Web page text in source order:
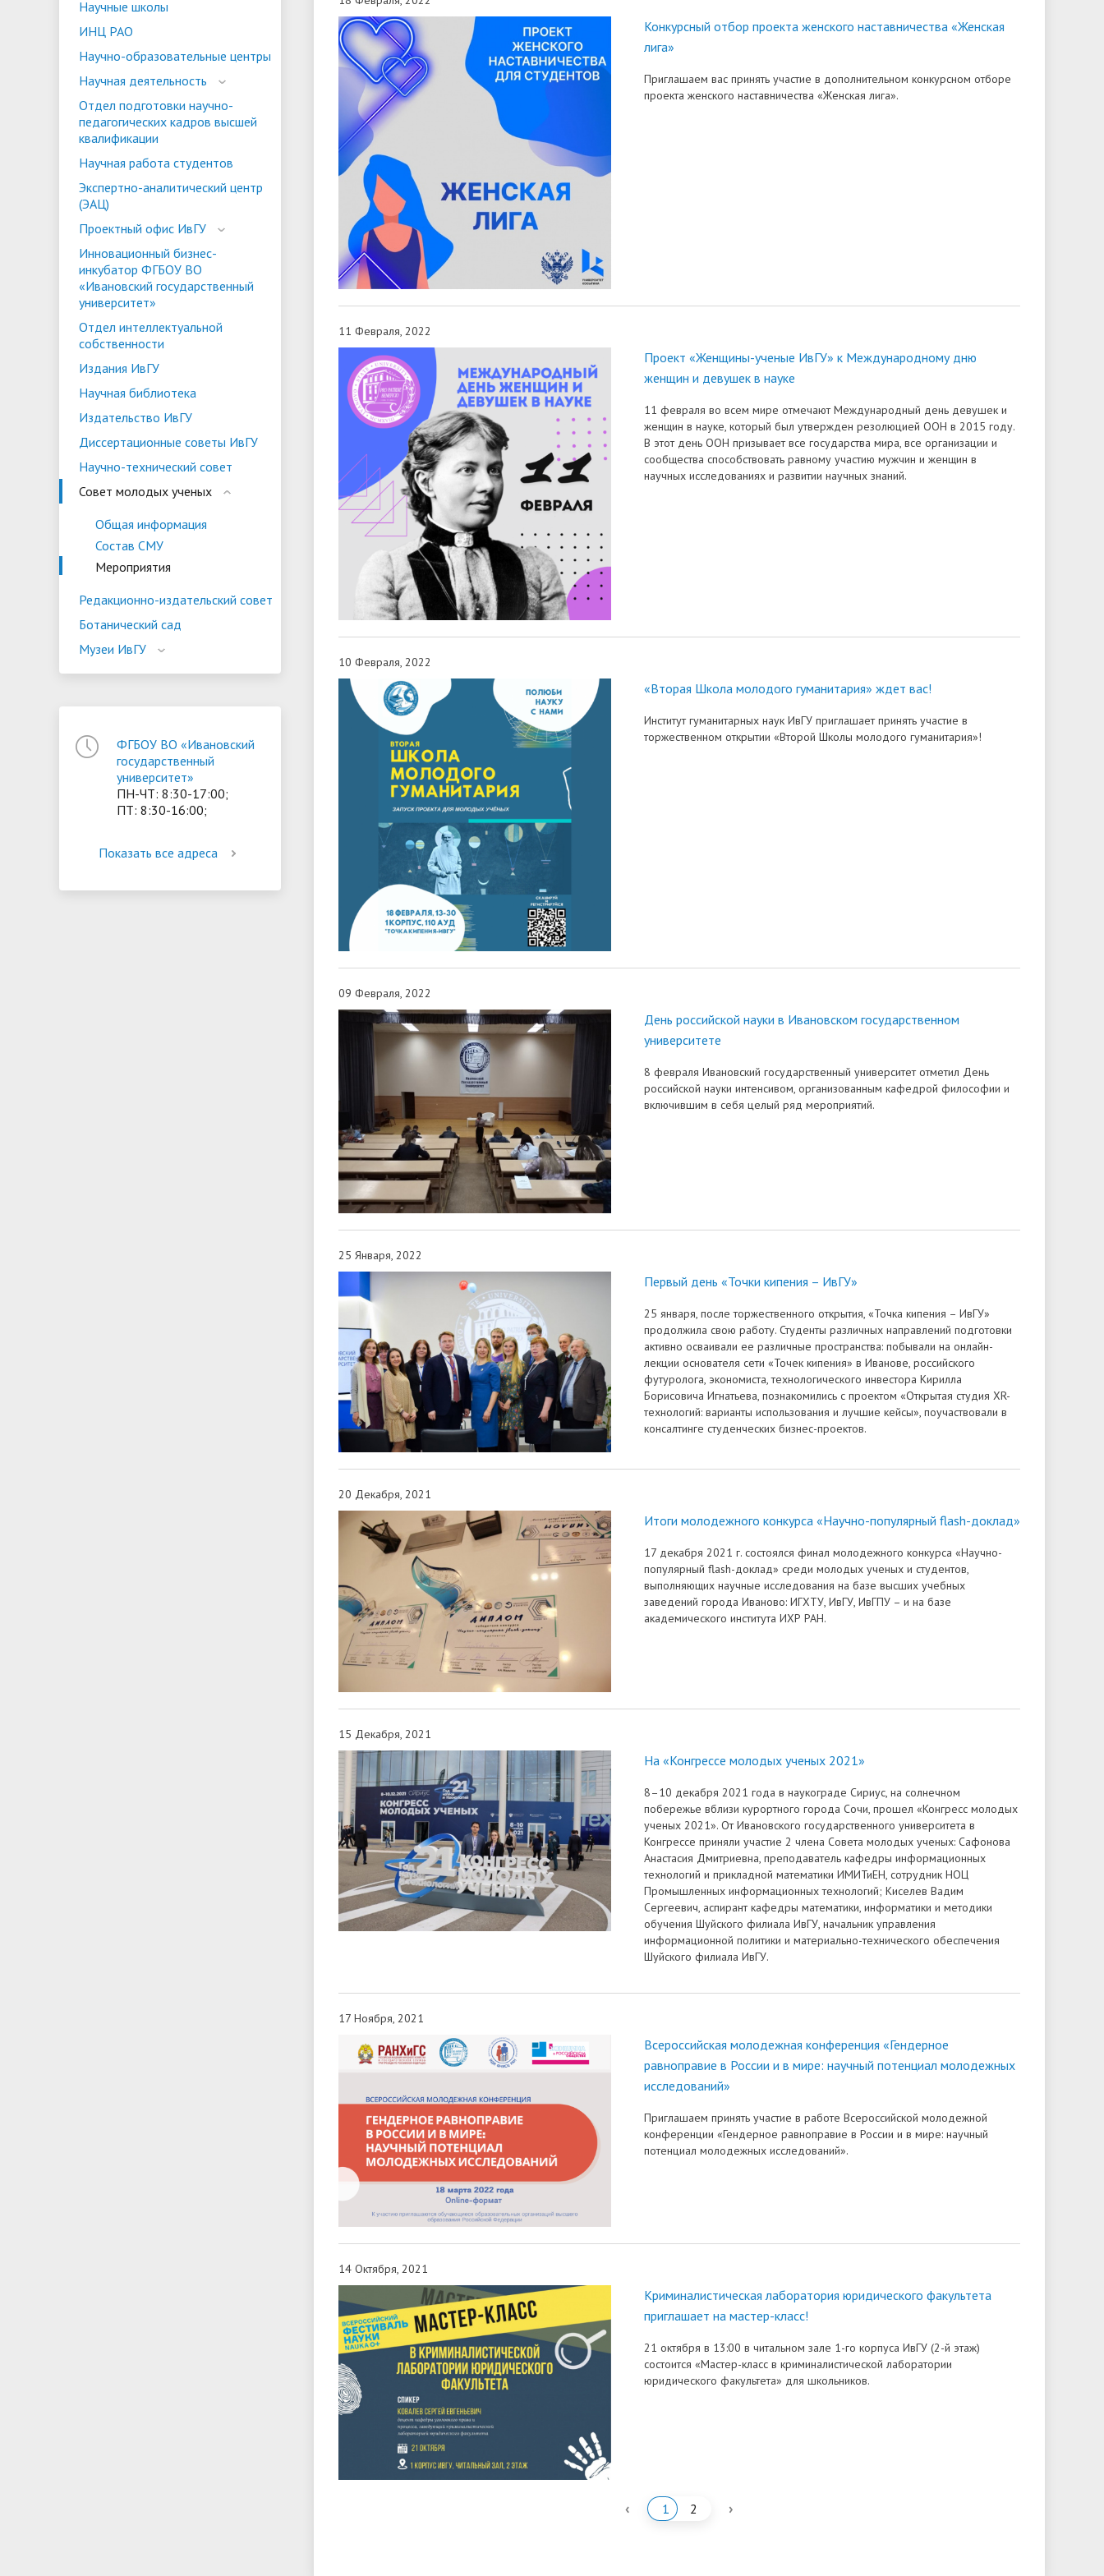
организация работников ФГБОУ ВО
• Конкурсы на замещение
должностей
• Брендбук • Вход в систему ЭИОС
• Центр тестирования
• Координационный центр ИвГУ
• Вход в корпоративную почту
• Федеральный проект
«Содействие занятости»
трудоустройству выпускников
«Карьера»
• Олимпиада "Большие надежды
малых городов"
ориентации и содействия
трудоустройству выпускников
«Карьера»
грантах
• Дистанционные занятия для
иностранных студентов
• Страница добра
финансового просвещения ИвГУ
• Платные образовательные услуги
• Стипендии и меры поддержки
обучающихся
• Платные образовательные услуги • Финансово-хозяйственная
деятельность
• Абитуриенту
• Международное сотрудничество
• Внутренняя система оценки
• Руководство
• Организация питания в
образовательной организации
Научные школы
ИНЦ РАО
Научно-образовательные центры
Научная деятельность
Отдел подготовки научно-
педагогических кадров высшей
квалификации
Научная работа студентов
Экспертно-аналитический центр
(ЭАЦ)
Проектный офис ИвГУ
Инновационный бизнес-
инкубатор ФГБОУ ВО
«Ивановский государственный
университет»
Отдел интеллектуальной
собственности
Издания ИвГУ
Научная библиотека
Издательство ИвГУ
Диссертационные советы ИвГУ
Научно-технический совет
Совет молодых ученых
Общая информация
Состав СМУ
Мероприятия
Редакционно-издательский совет
Ботанический сад
Музеи ИвГУ
ФГБОУ ВО «Ивановский
государственный
университет»
ПН-ЧТ: 8:30-17:00;
ПТ: 8:30-16:00;
Показать все адреса
Конкурсный отбор проекта женского наставничества «Женская
лига»
Приглашаем вас принять участие в дополнительном конкурсном отборе
проекта женского наставничества «Женская лига».
11 Февраля, 2022
Проект «Женщины-ученые ИвГУ» к Международному дню
женщин и девушек в науке
11 февраля во всем мире отмечают Международный день девушек и
женщин в науке, который был утвержден резолюцией ООН в 2015 году.
В этот день ООН призывает все государства мира, все организации и
сообщества способствовать равному участию мужчин и женщин в
научных исследованиях и развитии научных знаний.
10 Февраля, 2022
«Вторая Школа молодого гуманитария» ждет вас!
Институт гуманитарных наук ИвГУ приглашает принять участие в
торжественном открытии «Второй Школы молодого гуманитария»!
09 Февраля, 2022
День российской науки в Ивановском государственном
университете
8 февраля Ивановский государственный университет отметил День
российской науки интенсивом, организованным кафедрой философии и
включившим в себя целый ряд мероприятий.
25 Января, 2022
Первый день «Точки кипения – ИвГУ»
25 января, после торжественного открытия, «Точка кипения – ИвГУ»
продолжила свою работу. Студенты различных направлений подготовки
активно осваивали ее различные пространства: побывали на онлайн-
лекции основателя сети «Точек кипения» в Иванове, российского
футуролога, экономиста, технологического инвестора Кирилла
Борисовича Игнатьева, познакомились с проектом «Открытая студия XR-
технологий: варианты использования и лучшие кейсы», поучаствовали в
консалтинге студенческих бизнес-проектов.
20 Декабря, 2021
Итоги молодежного конкурса «Научно-популярный flash-доклад»
17 декабря 2021 г. состоялся финал молодежного конкурса «Научно-
популярный flash-доклад» среди молодых ученых и студентов,
выполняющих научные исследования на базе высших учебных
заведений города Иваново: ИГХТУ, ИвГУ, ИвГПУ – и на базе
академического института ИХР РАН.
15 Декабря, 2021
На «Конгрессе молодых ученых 2021»
8–10 декабря 2021 года в наукограде Сириус, на солнечном
побережье вблизи курортного города Сочи, прошел «Конгресс молодых
ученых 2021». От Ивановского государственного университета в
Конгрессе приняли участие 2 члена Совета молодых ученых: Сафонова
Анастасия Дмитриевна, преподаватель кафедры информационных
технологий и прикладной математики ИМИТиЕН, сотрудник НОЦ
Промышленных информационных технологий; Киселев Вадим
Сергеевич, аспирант кафедры математики, информатики и методики
обучения Шуйского филиала ИвГУ, начальник управления
информационной политики и материально-технического обеспечения
Шуйского филиала ИвГУ.
17 Ноября, 2021
Всероссийская молодежная конференция «Гендерное
равноправие в России и в мире: научный потенциал молодежных
исследований»
Приглашаем принять участие в работе Всероссийской молодежной
конференции «Гендерное равноправие в России и в мире: научный
потенциал молодежных исследований».
14 Октября, 2021
Криминалистическая лаборатория юридического факультета
приглашает на мастер-класс!
21 октября в 13:00 в читальном зале 1-го корпуса ИвГУ (2-й этаж)
состоится «Мастер-класс в криминалистической лаборатории
юридического факультета» для школьников.
‹ 1 2 ›